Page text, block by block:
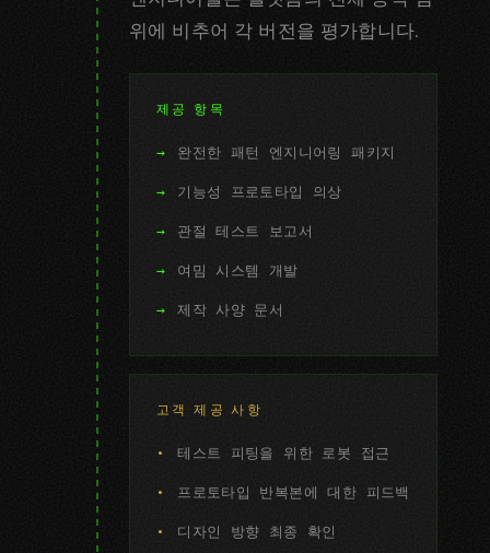
위에 비추어 각 버전을 평가합니다.
제공 항목
완전한 패턴 엔지니어링 패키지
기능성 프로토타입 의상
관절 테스트 보고서
여밈 시스템 개발
제작 사양 문서
고객 제공 사항
테스트 피팅을 위한 로봇 접근
프로토타입 반복본에 대한 피드백
디자인 방향 최종 확인